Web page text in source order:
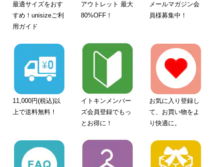
最適サイズをおす
すめ！unisizeご利
用ガイド
アウトレット 最大
80%OFF！
メールマガジン会
員様募集中！
11,000円(税込)以
上で送料無料！
イトキンメンバー
ズ会員登録でもっ
とお得に！
お気に入り登録し
て、お買い物をよ
り快適に。